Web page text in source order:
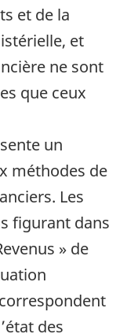
et de la
et
ne sont
que ceux
un
méthodes de
Les
figurant dans
» de
des